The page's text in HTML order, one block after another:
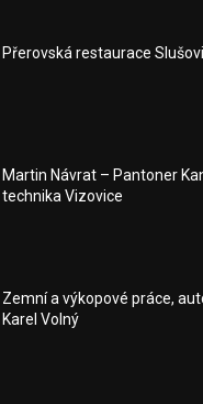
Přerovská restaurace
Martin Návrat – Pantoner
technika Vizovice
Zemní a výkopové práce,
Karel Volný